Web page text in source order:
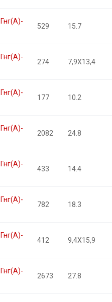
529 15.7
274 7,9X13,4
177 10.2
2082 24.8
433 14.4
782 18.3
412 9,4X15,9
2673 27.8